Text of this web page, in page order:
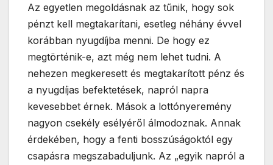
Az egyetlen megoldásnak az tűnik, hogy sok
pénzt kell megtakarítani, esetleg néhány évvel
korábban nyugdíjba menni. De hogy ez
megtörténik-e, azt még nem lehet tudni. A
nehezen megkeresett és megtakarított pénz és
a nyugdíjas befektetések, napról napra
kevesebbet érnek. Mások a lottónyeremény
nagyon csekély esélyéről álmodoznak. Annak
érdekében, hogy a fenti bosszúságoktól egy
csapásra megszabaduljunk. Az „egyik napról a